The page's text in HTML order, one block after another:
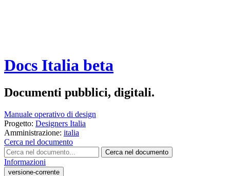
Docs Italia beta
Documenti pubblici, digitali.
Manuale operativo di design
Progetto: Designers Italia
Amministrazione: italia
Cerca nel documento
Cerca nel documento
Informazioni
versione-corrente